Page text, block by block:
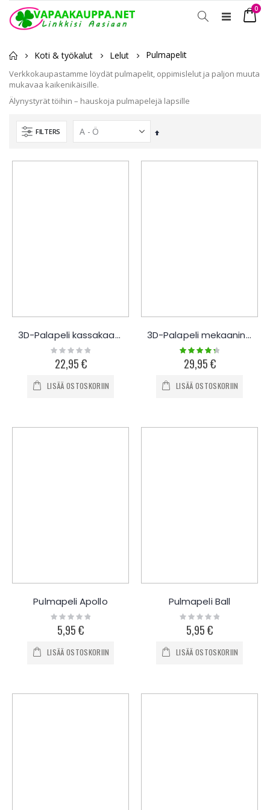
Toggle
0
Koti & työkalut Lelut Pulmapelit
Verkkokaupastamme löydät pulmapelit, oppimislelut ja paljon muuta
mukavaa kaikenikäisille.
Älynystyrät töihin – hauskoja pulmapelejä lapsille
FILTERS
Laskevassa
3D-Palapeli kassakaappi
Rating:
0%
22,95 €
LISÄÄ OSTOSKORIIN
3D-Palapeli mekaaninen talletuskaappi
Rating:
90%
29,95 €
LISÄÄ OSTOSKORIIN
Pulmapeli Apollo
Rating:
0%5,95 €
LISÄÄ OSTOSKORIIN
Pulmapeli Ball
Rating:
0%5,95 €
LISÄÄ OSTOSKORIIN